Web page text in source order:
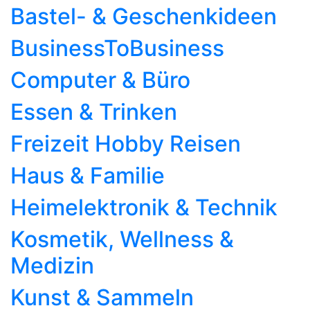
Bastel- & Geschenkideen
BusinessToBusiness
Computer & Büro
Essen & Trinken
Freizeit Hobby Reisen
Haus & Familie
Heimelektronik & Technik
Kosmetik, Wellness &
Medizin
Kunst & Sammeln